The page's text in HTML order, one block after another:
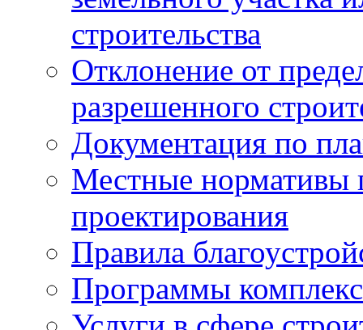
строительства
Отклонение от
разрешенного
Документация по
Местные нормативы
проектирования
Правила
Программы